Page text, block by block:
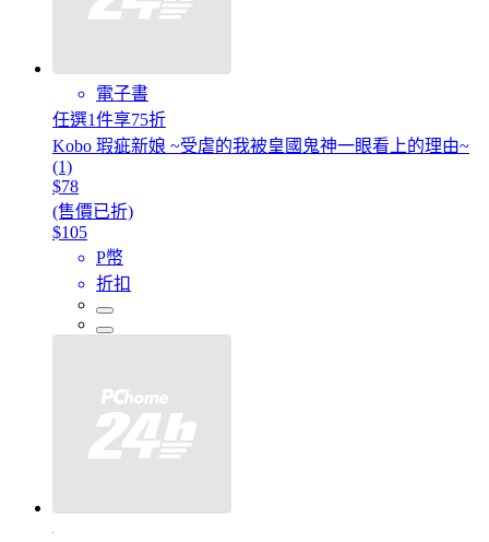
電子書
任選1件享75折
Kobo 瑕疵新娘 ~受虐的我被皇國鬼神一眼看上的理由~
(1)
$78
(售價已折)
$105
P幣
折扣